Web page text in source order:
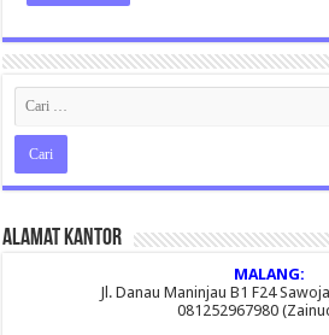
Alamat Kantor
MALANG:
Jl. Danau Maninjau B1 F24
081252967980